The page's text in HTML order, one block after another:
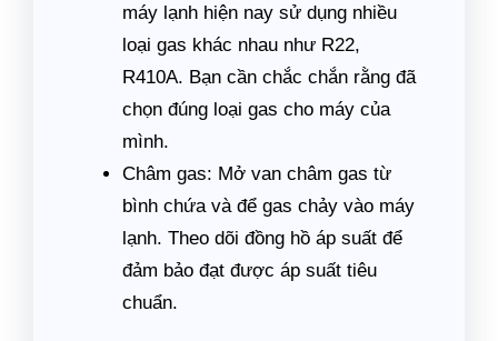
máy lạnh hiện nay sử dụng nhiều
loại gas khác nhau như R22,
R410A. Bạn cần chắc chắn rằng đã
chọn đúng loại gas cho máy của
mình.
Châm gas: Mở van châm gas từ
bình chứa và để gas chảy vào máy
lạnh. Theo dõi đồng hồ áp suất để
đảm bảo đạt được áp suất tiêu
chuẩn.